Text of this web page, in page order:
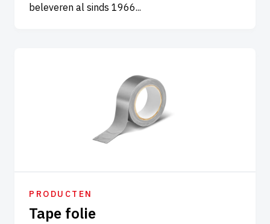
beleveren al sinds 1966...
PRODUCTEN
Tape folie